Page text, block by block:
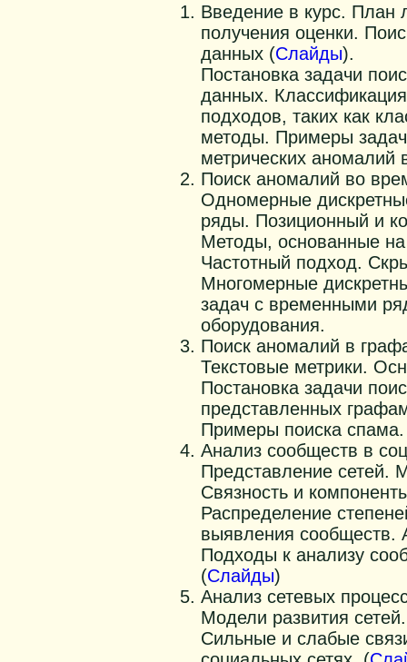
Введение в курс. План
получения оценки.
данных (Слайды).
Постановка задачи
данных.
подходов, таких как
методы. Примеры задач
метрических аномалий
Поиск аномалий во
Одномерные
ряды. Позиционный и
Методы, основанные
Частотный подход.
Многомерные
задач с временными
оборудования.
Поиск аномалий в
Текстовые метрики.
Постановка задачи
представленных
Примеры поиска спама.
Анализ сообществ в
Представление сетей.
Связность и
Распределение
выявления сообществ.
Подходы к анализу
(Слайды)
Анализ сетевых
Модели развития
Сильные и слабые